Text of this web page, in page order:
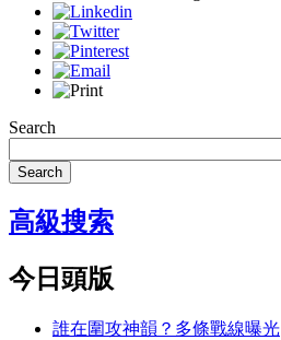
Search
Search
高級搜索
今日頭版
誰在圍攻神韻？多條戰線曝光